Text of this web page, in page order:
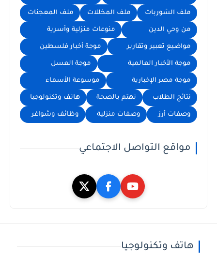
ملف الشوربات ملف المخللات ملف المعجنات
من وحي الدين منوعات منزلية وأسرية
مواضيع تعبير وتقارير موجة أخبار فلسطين
موجة الأخبار العالمية موجة العسل
موجة مصر الإخبارية موسوعة الأسماء
نتائج الطلاب نهتم بالصحة هاتف وتكنولوجيا
وصفات أرز وصفات منزلية وظائف وشواغر
مواقع التواصل الاجتماعي
هاتف وتكنولوجيا